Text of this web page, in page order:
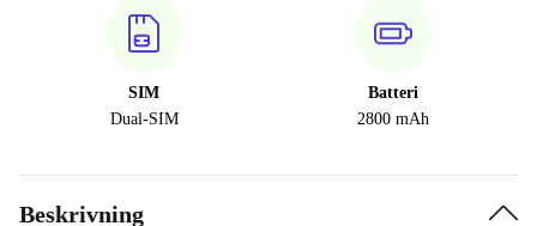
SIM
Dual-SIM
Batteri
2800 mAh
Beskrivning